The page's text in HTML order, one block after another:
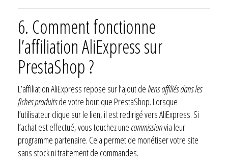
6. Comment fonctionne
l’affiliation AliExpress sur
PrestaShop ?
L’affiliation AliExpress repose sur l’ajout de liens affiliés dans les
fiches produitsde votre boutique PrestaShop. Lorsque
l’utilisateur clique sur le lien, il est redirigé vers AliExpress. Si
l’achat est effectué, vous touchez une commissionvia leur
programme partenaire. Cela permet de monétiser votre site
sans stock ni traitement de commandes.